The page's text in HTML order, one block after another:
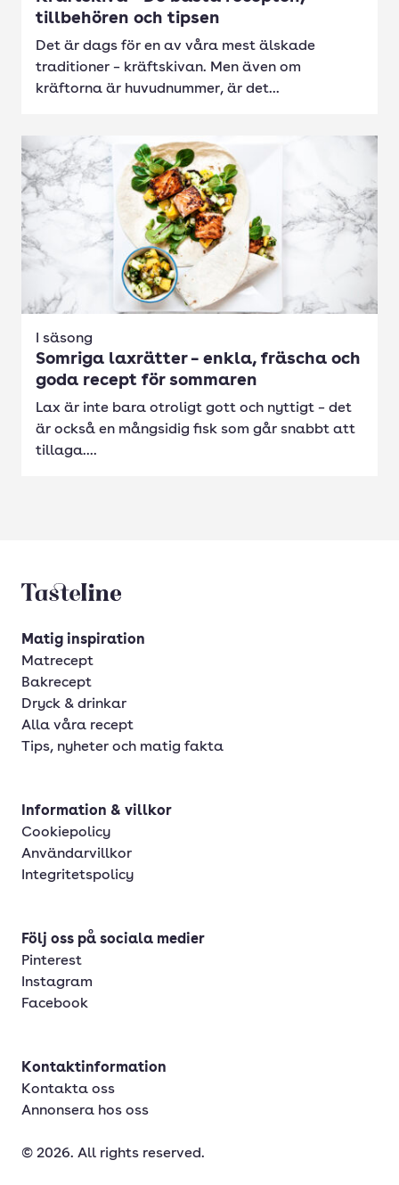
tillbehören och tipsen
Det är dags för en av våra mest älskade
traditioner – kräftskivan. Men även om
kräftorna är huvudnummer, är det...
I säsong
Somriga laxrätter – enkla, fräscha och
goda recept för sommaren
Lax är inte bara otroligt gott och nyttigt – det
är också en mångsidig fisk som går snabbt att
tillaga....
Tasteline startsida
Matig inspiration
Matrecept
Bakrecept
Dryck & drinkar
Alla våra recept
Tips, nyheter och matig fakta
Information & villkor
Cookiepolicy
Användarvillkor
Integritetspolicy
Följ oss på sociala medier
Pinterest
Instagram
Facebook
Kontaktinformation
Kontakta oss
Annonsera hos oss
© 2026. All rights reserved.